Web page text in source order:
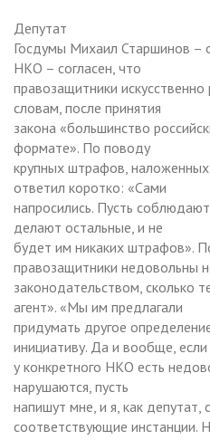
Депутат
Госдумы Михаил Старшинов –
НКО – согласен, что
правозащитники
словам, после принятия
закона «большинство
формате». По поводу
крупных штрафов,
ответил коротко: «Сами
напросились. Пусть
делают остальные, и не
будет им никаких штрафов».
правозащитники недовольны
законодательством, сколько
агент». «Мы им предлагали
придумать другое
инициативу. Да и вообще, если
у конкретного НКО есть
нарушаются, пусть
напишут мне, и я, как депутат,
соответствующие инстанции.